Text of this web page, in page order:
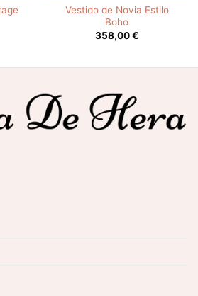
Vestido de Novia Estilo
Boho
358,00€